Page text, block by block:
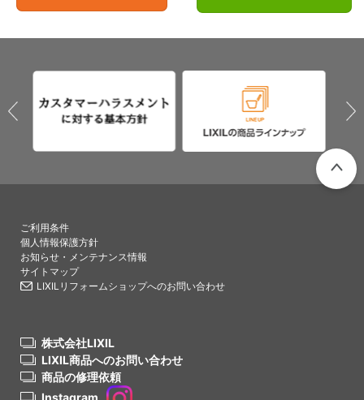
ご利用条件
個人情報保護方針
お知らせ・メンテナンス情報
サイトマップ
LIXILリフォームショップへのお問い合わせ
株式会社LIXIL
LIXIL商品へのお問い合わせ
商品の修理依頼